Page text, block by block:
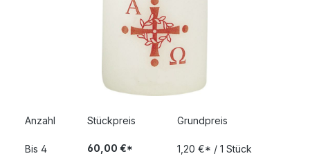
Anzahl Stückpreis Grundpreis
Bis 4 60,00 €* 1,20 €* / 1 Stück